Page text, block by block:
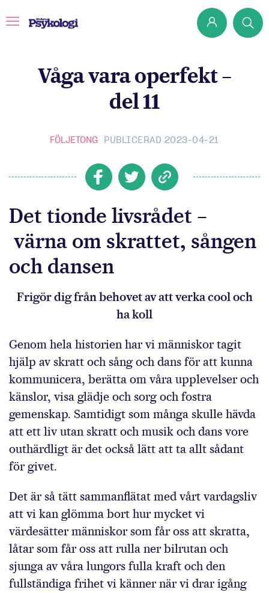
Klassiska experiment
Intervju
Steg för steg
Våga vara operfekt –
del 11
FÖLJETONG PUBLICERAD 2023-04-21
Det tionde livsrådet –
värna om skrattet, sången
och dansen
Frigör dig från behovet av att verka cool och
ha koll
Genom hela historien har vi människor tagit
hjälp av skratt och sång och dans för att kunna
kommunicera, berätta om våra upplevelser och
känslor, visa glädje och sorg och fostra
gemenskap. Samtidigt som många skulle hävda
att ett liv utan skratt och musik och dans vore
outhärdligt är det också lätt att ta allt sådant
för givet.
Det är så tätt sammanflätat med vårt vardagsliv
att vi kan glömma bort hur mycket vi
värdesätter människor som får oss att skratta,
låtar som får oss att rulla ner bilrutan och
sjunga av våra lungors fulla kraft och den
fullständiga frihet vi känner när vi drar igång